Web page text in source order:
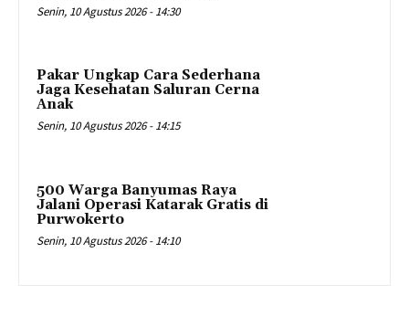
Senin, 10 Agustus 2026 - 14:30
Pakar Ungkap Cara Sederhana
Jaga Kesehatan Saluran Cerna
Anak
Senin, 10 Agustus 2026 - 14:15
500 Warga Banyumas Raya
Jalani Operasi Katarak Gratis di
Purwokerto
Senin, 10 Agustus 2026 - 14:10